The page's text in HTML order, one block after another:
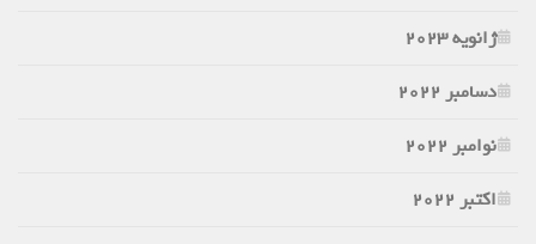
ژانویه 2023
دسامبر 2022
نوامبر 2022
اکتبر 2022